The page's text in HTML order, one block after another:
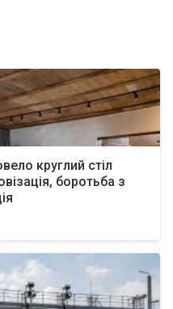
круглий стіл
боротьба з